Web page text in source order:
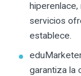
servicios
establece.
garantiza la